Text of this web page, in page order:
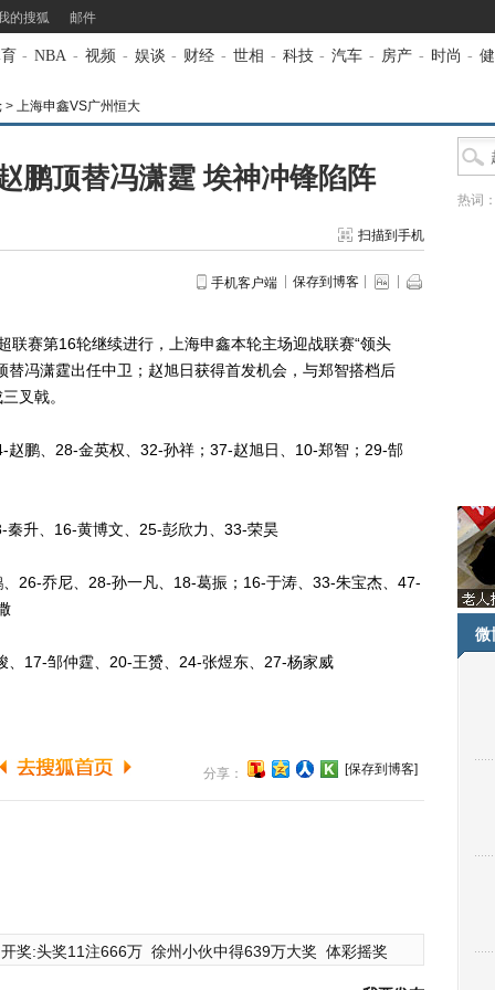
的搜狐 邮件
- NBA - 视频 - 娱谈 - 财经 - 世相 - 科技 - 汽车 - 房产 - 时尚 -
> 上海申鑫VS广州恒大
鹏顶替冯潇霆 埃神冲锋陷阵
扫描到手机
手机客户端 保存到博客
第16轮继续进行，上海申鑫本轮主场迎战联赛“领头
替冯潇霆出任中卫；赵旭日获得首发机会，与郑智搭档后
叉戟。
、28-金英权、32-孙祥；37-赵旭日、10-郑智；29-郜
、16-黄博文、25-彭欣力、33-荣昊
乔尼、28-孙一凡、18-葛振；16-于涛、33-朱宝杰、47-
邹仲霆、20-王赟、24-张煜东、27-杨家威
分享： [保存到博客]
奖:头奖11注666万 徐州小伙中得639万大奖 体彩摇奖
热词
微